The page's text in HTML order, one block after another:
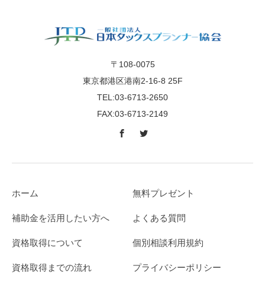
〒108-0075
東京都港区港南2-16-8 25F
TEL:03-6713-2650
FAX:03-6713-2149
ホーム
補助金を活用したい方へ
資格取得について
資格取得までの流れ
無料プレゼント
よくある質問
個別相談利用規約
プライバシーポリシー